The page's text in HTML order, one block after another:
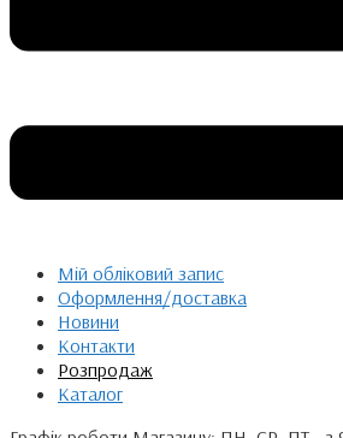
Мій обліковий запис
Оформлення/доставка
Новини
Контакти
Розпродаж
Каталог